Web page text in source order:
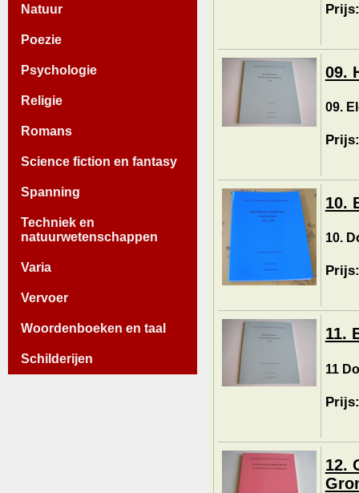
Natuur
Poezie
Psychologie
Religie
Romans
Science fiction en fantasy
Spanning
Techniek en
natuurwetenschappen
Varia
Vervoer
Woordenboeken en taal
Schilderijen
09.
09.
10.
10.
11.
11
12.